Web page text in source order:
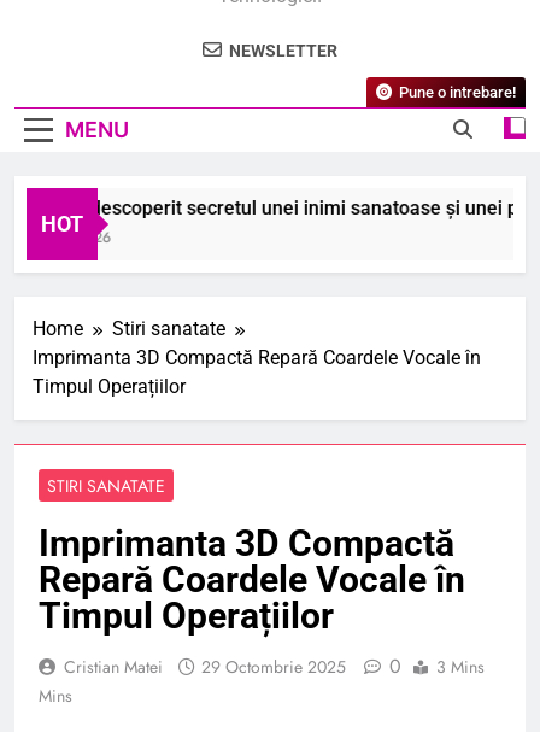
NEWSLETTER
MENU
Pune o intrebare!
HOT
am descoperit secretul unei inimi sanatoase și unei pieli
2026
Home
Stiri sanatate
Imprimanta 3D Compactă Repară Coardele Vocale în
Timpul Operațiilor
STIRI SANATATE
Imprimanta 3D Compactă
Repară Coardele Vocale în
Timpul Operațiilor
Cristian Matei 29 Octombrie 2025 0
3 Mins
Mins